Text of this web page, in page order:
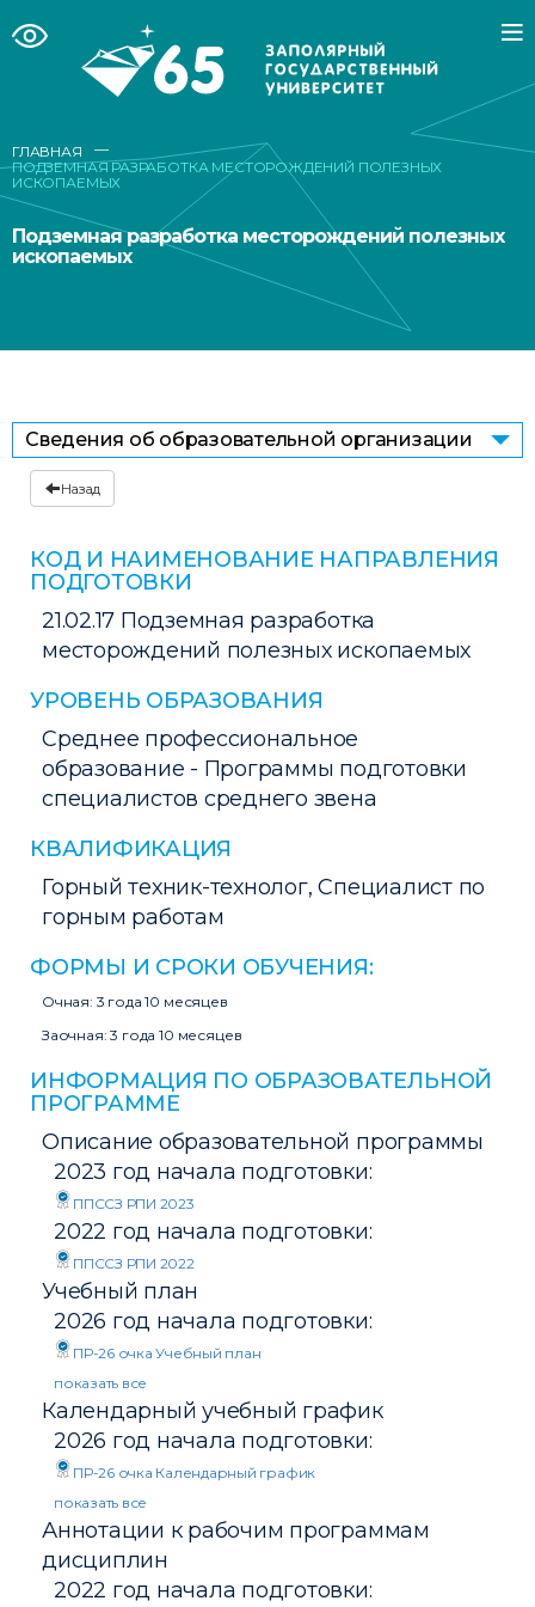
ГЛАВНАЯ
—
ПОДЗЕМНАЯ РАЗРАБОТКА МЕСТОРОЖДЕНИЙ ПОЛЕЗНЫХ
ИСКОПАЕМЫХ
Подземная разработка месторождений полезных
ископаемых
Сведения об образовательной организации
Назад
КОД И НАИМЕНОВАНИЕ НАПРАВЛЕНИЯ
ПОДГОТОВКИ
21.02.17 Подземная разработка
месторождений полезных ископаемых
УРОВЕНЬ ОБРАЗОВАНИЯ
Среднее профессиональное
образование - Программы подготовки
специалистов среднего звена
КВАЛИФИКАЦИЯ
Горный техник-технолог, Специалист по
горным работам
ФОРМЫ И СРОКИ ОБУЧЕНИЯ:
Очная: 3 года 10 месяцев
Заочная: 3 года 10 месяцев
ИНФОРМАЦИЯ ПО ОБРАЗОВАТЕЛЬНОЙ
ПРОГРАММЕ
Описание образовательной программы
2023 год начала подготовки:
ППССЗ РПИ 2023
2022 год начала подготовки:
ППССЗ РПИ 2022
Учебный план
2026 год начала подготовки:
ПР-26 очка Учебный план
ПР-26 заочка Учебный план
2025 год начала подготовки:
ПР-25 очка
ПР-25 заочка
2024 год начала подготовки:
ПР-24 заочка.plx
ПР-24 очка.plx
2023 год начала подготовки:
показать все
Календарный учебный график
2026 год начала подготовки:
ПР-26 очка Календарный график
ПР-26 заочка Календарный график
2025 год начала подготовки:
РПИ-25 очка календарный график
РПИ-25 заочка календарный график
показать все
Аннотации к рабочим программам
дисциплин
2022 год начала подготовки: